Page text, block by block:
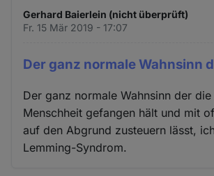
Gerhard Baierlein (nicht überprüft)
Fr. 15 Mär 2019 - 17:07
Der ganz normale Wahnsinn
Der ganz normale Wahnsinn der
Menschheit gefangen hält und mit
auf den Abgrund zusteuern lässt,
Lemming-Syndrom.